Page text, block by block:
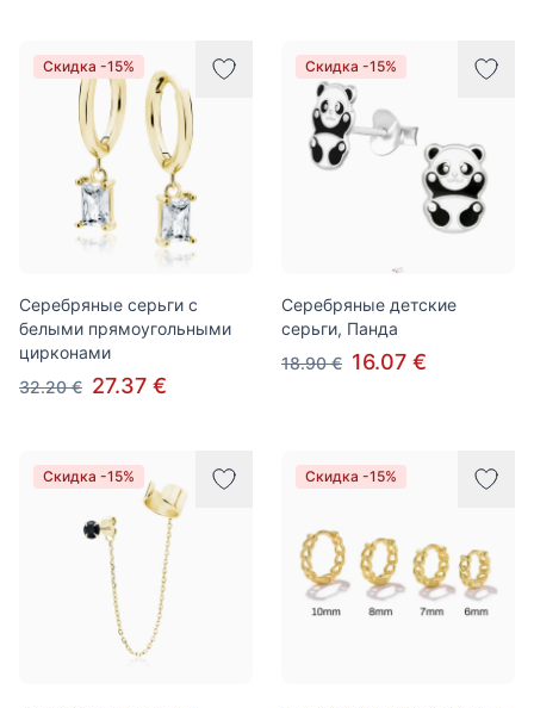
Скидка -15%
Серебряные серьги с
белыми прямоугольными
цирконами
32.20 € 27.37 €
Скидка -15%
Серебряные детские
серьги, Панда
18.90 € 16.07 €
Скидка -15% Скидка -15%